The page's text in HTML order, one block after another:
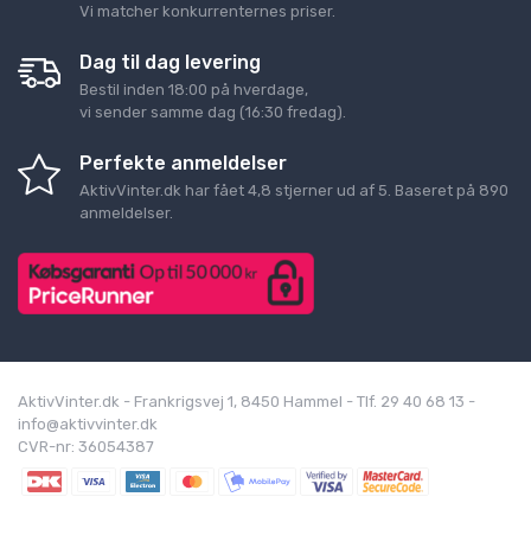
Vi matcher konkurrenternes priser.
Dag til dag levering
Bestil inden 18:00 på hverdage,
vi sender samme dag (16:30 fredag).
Perfekte anmeldelser
AktivVinter.dk har fået 4,8 stjerner ud af 5 . Baseret på 890
anmeldelser.
AktivVinter.dk - Frankrigsvej 1, 8450 Hammel - Tlf. 29 40 68 13 -
info@aktivvinter.dk
CVR-nr: 36054387